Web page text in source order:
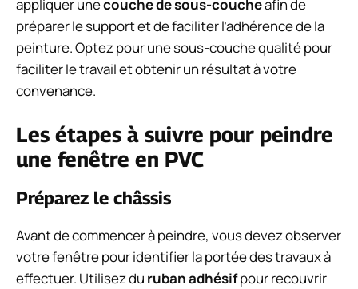
appliquer unecouche de sous-coucheafin de
préparer le support et de faciliter l’adhérence de la
peinture. Optez pour une sous-couche qualité pour
faciliter le travail et obtenir un résultat à votre
convenance.
Les étapes à suivre pour peindre
une fenêtre en PVC
Préparez le châssis
Avant de commencer à peindre, vous devez observer
votre fenêtre pour identifier la portée des travaux à
effectuer. Utilisez du ruban adhésifpour recouvrir